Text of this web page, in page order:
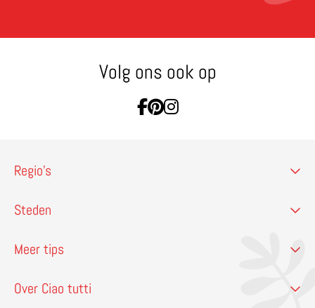
Volg ons ook op
Ga naar Facebook
Ga naar Pinterest
Ga naar Instagram
Regio’s
Steden
Meer tips
Over Ciao tutti